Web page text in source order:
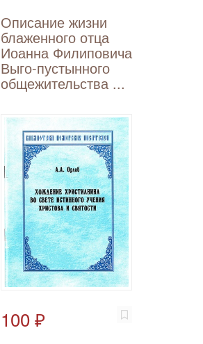
Описание жизни
блаженного отца
Иоанна Филиповича
Выго-пустынного
общежительства ...
100 ₽